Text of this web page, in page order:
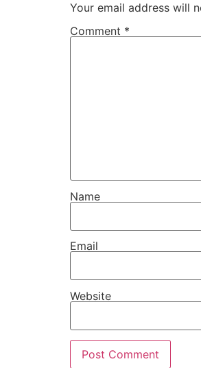
Your email address will
Comment *
Name
Email
Website